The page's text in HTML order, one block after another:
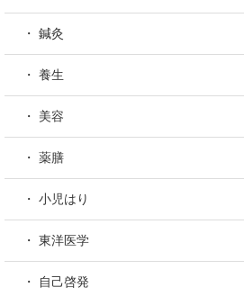
・ 鍼灸
・ 養生
・ 美容
・ 薬膳
・ 小児はり
・ 東洋医学
・ 自己啓発